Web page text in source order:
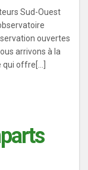
Sud-Ouest
ouvertes
arrivons à la
offre[...]